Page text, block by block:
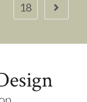
18